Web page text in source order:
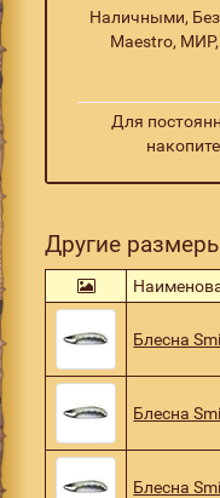
Наличными,
Maestro, МИР,
Для
Другие
Блесна
Блесна
Блесна